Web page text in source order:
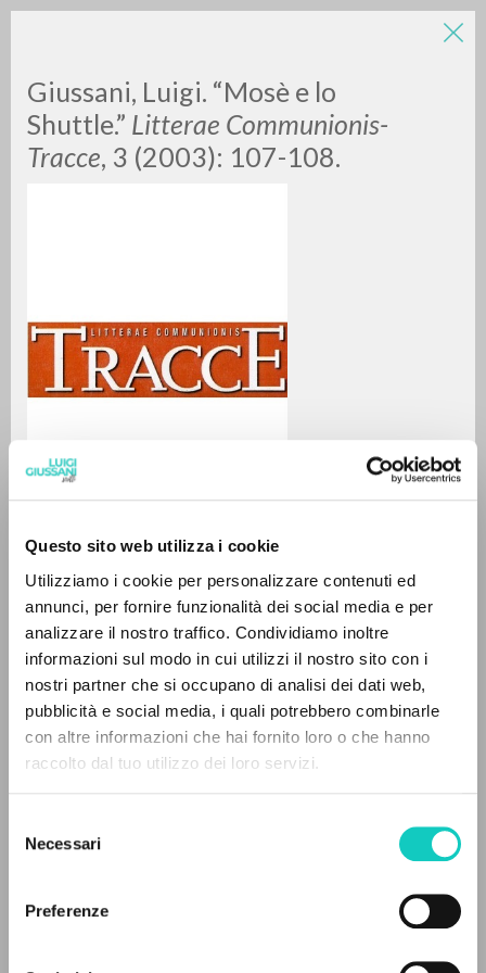
Questo sito web utilizza i cookie
Utilizziamo i cookie per personalizzare contenuti ed
annunci, per fornire funzionalità dei social media e per
analizzare il nostro traffico. Condividiamo inoltre
informazioni sul modo in cui utilizzi il nostro sito con i
nostri partner che si occupano di analisi dei dati web,
pubblicità e social media, i quali potrebbero combinarle
con altre informazioni che hai fornito loro o che hanno
raccolto dal tuo utilizzo dei loro servizi.
delNecessari
Preferenze
Giussani, Luigi. “Mosè e lo
Shuttle.” Litterae Communionis-
Tracce, 3 (2003): 107-108.
Giussani LuigiAuthor
Italian
Litterae Communionis-Tracce
2003
Pages: 2
READ THE FULL TEXT OF THE AVAILABLE
LUIGI
GIUSSANI
0RESULTS FOUND
MORE RESULTS